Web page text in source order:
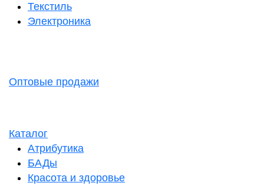
Текстиль
Электроника
Оптовые продажи
Каталог
Атрибутика
БАДы
Красота и здоровье